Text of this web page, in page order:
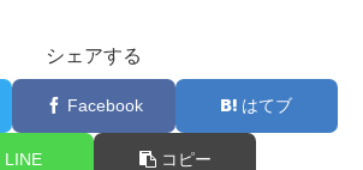
シェアする
Facebook はてブ
LINE コピー